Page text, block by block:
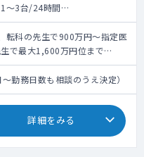
～3台/24時間
務内容】
ての業務全般をお願いいたし
程度
従の場合20名程度
両方担当の場合40名程度
は、各先生方と業務量相談の
から～（内科・精神科の2名体
転科の先生で900万円～指定医
で最大1,600万円位まで
有無、及びご年次にてご面接
勤務日数も相談のうえ決定）
詳細をみる